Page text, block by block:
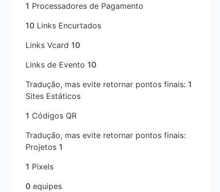
1 Processadores de Pagamento
10 Links Encurtados
Links Vcard 10
Links de Evento 10
Tradução, mas evite retornar pontos finais: 1
Sites Estáticos
1 Códigos QR
Tradução, mas evite retornar pontos finais:
Projetos 1
1 Pixels
0 equipes